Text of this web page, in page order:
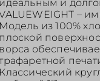
и
–
из 100%